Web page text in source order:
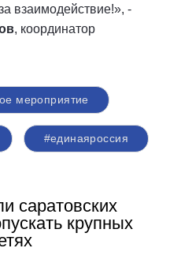
взаимодействие!», -
, координатор
мероприятие
#единаяроссия
саратовских
крупных